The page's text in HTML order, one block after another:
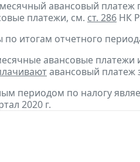
авансовый платеж
платежи, см. ст. 286 НК
по итогам отчетного
авансовые платежи
авансовый платеж
периодом по налогу
2020 г.